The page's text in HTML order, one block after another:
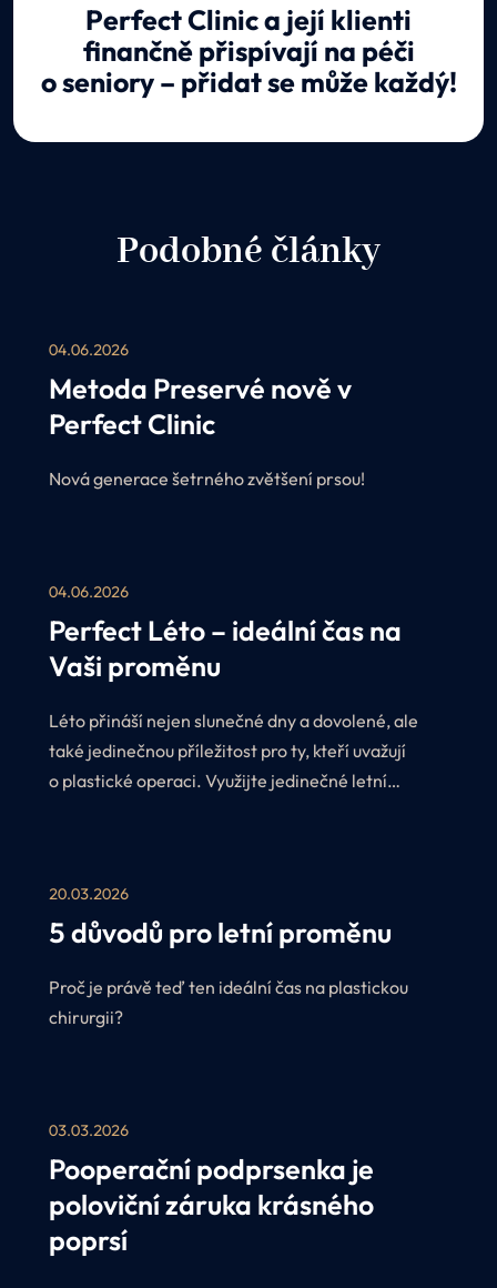
Perfect Clinic a její klienti
finančně přispívají na péči
o seniory – přidat se může každý!
Podobné články
04.06.2026
Metoda Preservé nově v
Perfect Clinic
Nová generace šetrného zvětšení prsou!
04.06.2026
Perfect Léto – ideální čas na
Vaši proměnu
Léto přináší nejen slunečné dny a dovolené, ale
také jedinečnou příležitost pro ty, kteří uvažují
o plastické operaci. Využijte jedinečné letní
zvýhodněné ceny na vybrané zákroky.
20.03.2026
5 důvodů pro letní proměnu
Proč je právě teď ten ideální čas na plastickou
chirurgii?
03.03.2026
Pooperační podprsenka je
poloviční záruka krásného
poprsí